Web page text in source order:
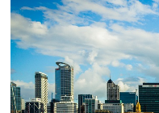
tận
tâm